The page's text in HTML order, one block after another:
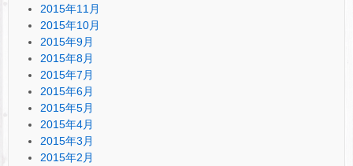
2015年11月
2015年10月
2015年9月
2015年8月
2015年7月
2015年6月
2015年5月
2015年4月
2015年3月
2015年2月